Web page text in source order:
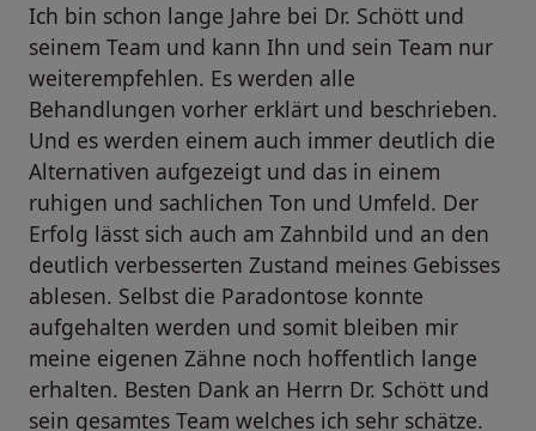
Ich bin schon lange Jahre bei Dr. Schött und
seinem Team und kann Ihn und sein Team nur
weiterempfehlen. Es werden alle
Behandlungen vorher erklärt und beschrieben.
Und es werden einem auch immer deutlich die
Alternativen aufgezeigt und das in einem
ruhigen und sachlichen Ton und Umfeld. Der
Erfolg lässt sich auch am Zahnbild und an den
deutlich verbesserten Zustand meines Gebisses
ablesen. Selbst die Paradontose konnte
aufgehalten werden und somit bleiben mir
meine eigenen Zähne noch hoffentlich lange
erhalten. Besten Dank an Herrn Dr. Schött und
sein gesamtes Team welches ich sehr schätze.